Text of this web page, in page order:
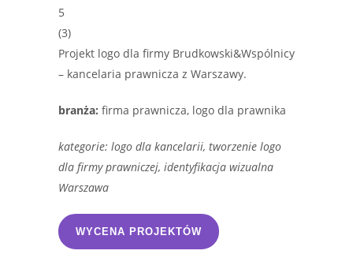
5
(3)
Projekt logo dla firmy Brudkowski&Wspólnicy
– kancelaria prawnicza z Warszawy.
branża: firma prawnicza, logo dla prawnika
kategorie: logo dla kancelarii, tworzenie logo
dla firmy prawniczej, identyfikacja wizualna
Warszawa
WYCENA PROJEKTÓW